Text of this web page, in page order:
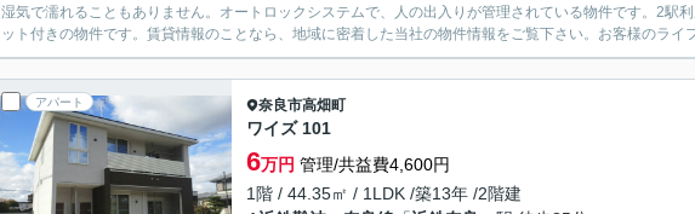
湿気で濡れることもありません。オートロックシステムで、人の出入りが管理されている物件です。2駅
ット付きの物件です。賃貸情報のことなら、地域に密着した当社の物件情報をご覧下さい。お客様のライ
アパート 奈良市高畑町
ワイズ 101
6万円 管理/共益費4,600円
1階 / 44.35㎡ / 1LDK /築13年 /2階建